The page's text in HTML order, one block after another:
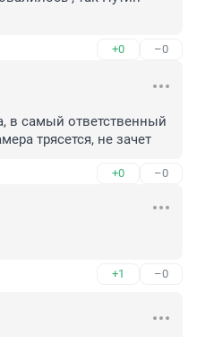
+0 –0
в самый ответственный
трясется, не зачет
+0 –0
+1 –0